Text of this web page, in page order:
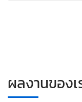
ผลงานของเ